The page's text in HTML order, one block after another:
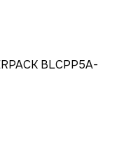
BLCPP5A-